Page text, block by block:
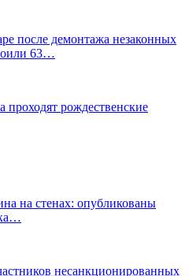
после демонтажа незаконных
63…
проходят рождественские
на стенах: опубликованы
несанкционированных